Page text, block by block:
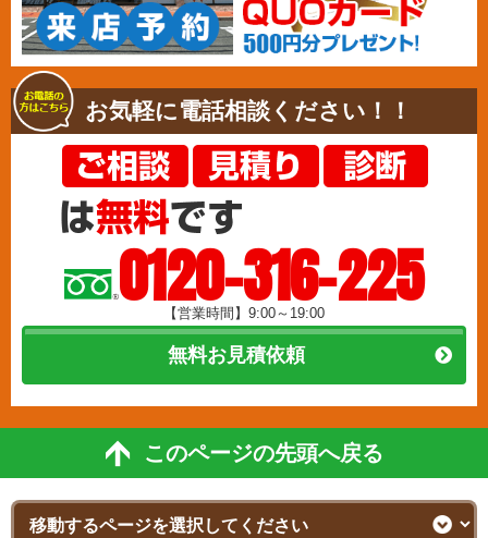
お気軽に電話相談ください！！
0120-316-225
【営業時間】9:00～19:00
無料お見積依頼
このページの先頭へ戻る